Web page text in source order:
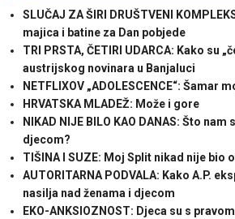
SLUČAJ ZA ŠIRI DRUŠTVENI
majica i batine za Dan pobjede
TRI PRSTA, ČETIRI UDARCA: Kako su
austrijskog novinara u Banjaluci
NETFLIXOV „ADOLESCENCE“: Šamar
HRVATSKA MLADEŽ: Može i gore
NIKAD NIJE BILO KAO DANAS: Što
djecom?
TIŠINA I SUZE: Moj Split nikad nije bio
AUTORITARNA PODVALA: Kako A.P.
nasilja nad ženama i djecom
EKO-ANKSIOZNOST: Djeca su s